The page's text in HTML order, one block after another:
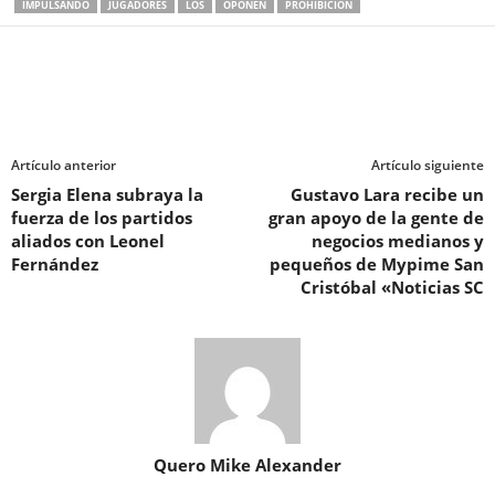
IMPULSANDO
JUGADORES LOS OPONEN PROHIBICIÓN
Artículo anterior
Sergia Elena subraya la
fuerza de los partidos
aliados con Leonel
Fernández
Artículo siguiente
Gustavo Lara recibe un
gran apoyo de la gente de
negocios medianos y
pequeños de Mypime San
Cristóbal «Noticias SC
Quero Mike Alexander